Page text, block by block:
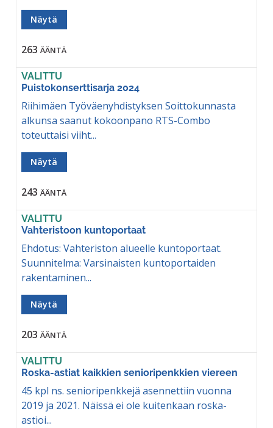
Näytä
263 ÄÄNTÄ
VALITTU
Puistokonserttisarja 2024
Riihimäen Työväenyhdistyksen Soittokunnasta
alkunsa saanut kokoonpano RTS-Combo
toteuttaisi viiht...
Näytä
243 ÄÄNTÄ
VALITTU
Vahteristoon kuntoportaat
Ehdotus: Vahteriston alueelle kuntoportaat.
Suunnitelma: Varsinaisten kuntoportaiden
rakentaminen...
Näytä
203 ÄÄNTÄ
VALITTU
Roska-astiat kaikkien senioripenkkien viereen
45 kpl ns. senioripenkkejä asennettiin vuonna
2019 ja 2021. Näissä ei ole kuitenkaan roska-
astioi...